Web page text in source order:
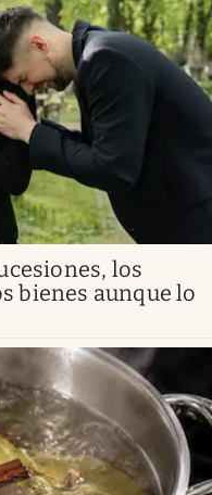
los
bienes aunque lo